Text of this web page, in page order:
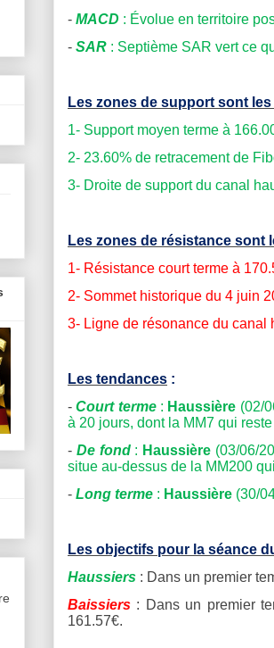
- MACD : Évolue en territoire
- SAR : Septième SAR vert ce
Les zones de support sont
1- Support moyen terme à
2- 23.60% de retracement de
3- Droite de support du canal
Les zones de résistance sont
1- Résistance court terme à
2- Sommet historique du 4 juin
3- Ligne de résonance du canal
Les tendances :
-Court terme: Haussière (02/
à 20 jours, dont la MM7 qui
- De fond: Haussière (03/06/
situe au-dessus de la MM200
- Long terme : Haussière (30/
Les objectifs pour la séance
Haussiers : Dans un premier
Baissiers : Dans un premier
161.57€.